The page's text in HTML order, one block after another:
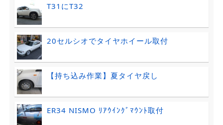
T31にT32
20セルシオでタイヤホイール取付
【持ち込み作業】夏タイヤ戻し
ER34 NISMO ﾘｱｳｲﾝｸﾞﾏｳﾝﾄ取付